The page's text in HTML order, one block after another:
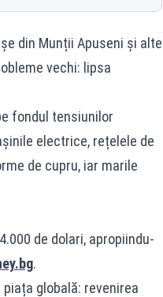
din Munții Apuseni și alte
vechi: lipsa
fondul tensiunilor
electrice, rețelele de
de cupru, iar marile
de dolari, apropiindu-
.
globală: revenirea